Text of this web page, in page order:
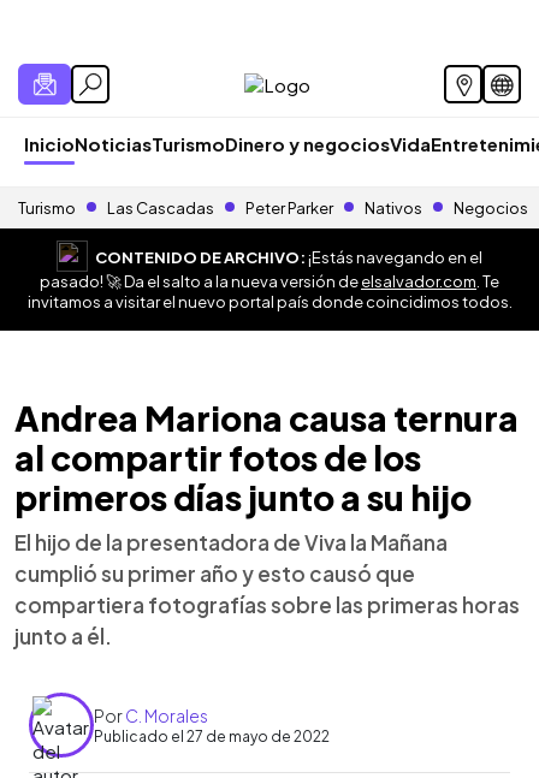
InicioNoticiasTurismoDinero y negociosVida
Turismo Las Cascadas Peter Parker Nativos Negocios
CONTENIDO DE ARCHIVO:¡Estás navegando en el
pasado! 🚀 Da el salto a la nueva versión deelsalvador.com . Te
invitamos a visitar el nuevo portal país donde coincidimos todos.
Andrea Mariona causa ternura
al compartir fotos de los
primeros días junto a su hijo
El hijo de la presentadora de Viva la Mañana
cumplió su primer año y esto causó que
compartiera fotografías sobre las primeras horas
junto a él.
PorC. Morales
Publicado el 27 de mayo de 2022